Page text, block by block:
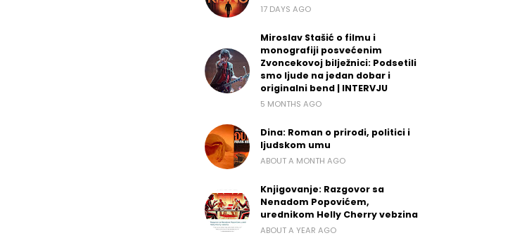
17 DAYS AGO
Miroslav Stašić o filmu i
monografiji posvećenim
Zvoncekovoj bilježnici: Podsetili
smo ljude na jedan dobar i
originalni bend | INTERVJU
5 MONTHS AGO
Dina: Roman o prirodi, politici i
ljudskom umu
ABOUT A MONTH AGO
Knjigovanje: Razgovor sa
Nenadom Popovićem,
urednikom Helly Cherry vebzina
ABOUT A YEAR AGO